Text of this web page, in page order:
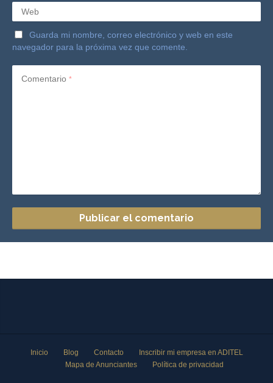
Web
Guarda mi nombre, correo electrónico y web en este
navegador para la próxima vez que comente.
Comentario *
Inicio Blog Contacto
Inscribir mi empresa en ADITEL
Mapa de Anunciantes
Política de privacidad